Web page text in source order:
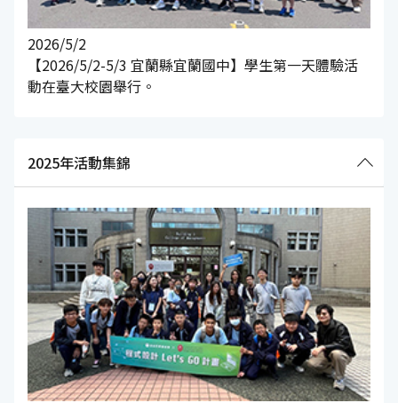
2026/5/2
【2026/5/2-5/3 宜蘭縣宜蘭國中】學生第一天體驗活
動在臺大校園舉行。
2025年活動集錦